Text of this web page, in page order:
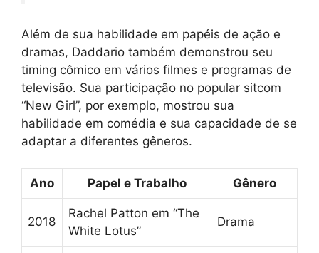
Além de sua habilidade em papéis de ação e
dramas, Daddario também demonstrou seu
timing cômico em vários filmes e programas de
televisão. Sua participação no popular sitcom
“New Girl”, por exemplo, mostrou sua
habilidade em comédia e sua capacidade de se
adaptar a diferentes gêneros.
Ano Papel e Trabalho Gênero
2018
Rachel Patton em “The
White Lotus”
Drama